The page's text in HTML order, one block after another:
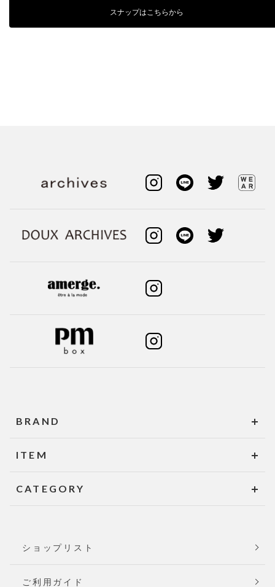
スナップはこちらから
BRAND
ITEM
CATEGORY
ショップリスト
ご利用ガイド